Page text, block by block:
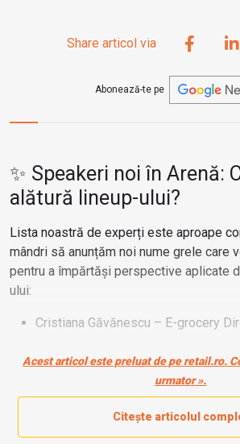
Share articol via
Abonează-te pe
✨ Speakeri noi în Arenă:
alătură lineup-ului?
Lista noastră de experți este aproape
mândri să anunțăm noi nume grele care
pentru a împărtăși perspective aplicate
ului:
Cristiana Găvănescu – E-grocery
Jean Michel Goncalves – Group
Acest articol este preluat de pe retail.ro.
urmator ».
Citește articolul